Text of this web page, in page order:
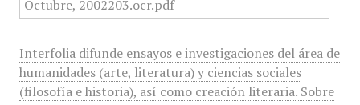
Interfolia difunde ensayos e investigaciones del área de
humanidades (arte, literatura) y ciencias sociales
(filosofía e historia), así como creación literaria. Sobre